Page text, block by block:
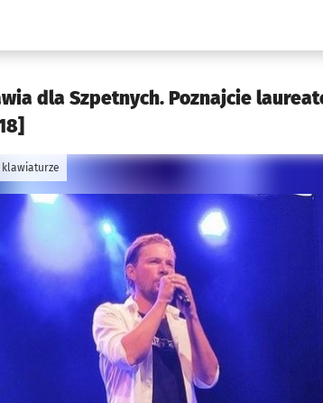
Kultura
dla Szpetnych. Poznajcie
klawiaturze